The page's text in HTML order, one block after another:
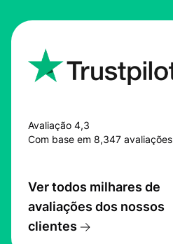
Avaliação 4,3
Com base em 8,347 avaliações
Ver todos milhares de
avaliações dos nossos
clientes